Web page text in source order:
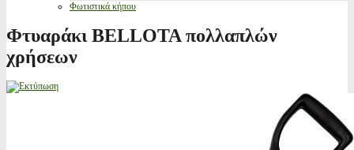
Φωτιστικά κήπου
Φτυαράκι BELLOTA πολλαπλών
χρήσεων